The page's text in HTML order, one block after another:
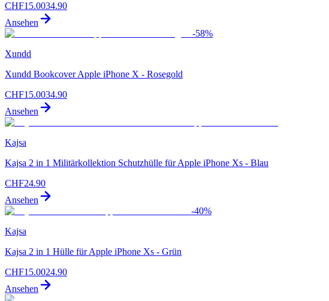
CHF15.0034.90
Ansehen
-58%
Xundd
Xundd Bookcover Apple iPhone X - Rosegold
CHF15.0034.90
Ansehen
Kajsa
Kajsa 2 in 1 Militärkollektion Schutzhülle für Apple iPhone Xs - Blau
CHF24.90
Ansehen
-40%
Kajsa
Kajsa 2 in 1 Hülle für Apple iPhone Xs - Grün
CHF15.0024.90
Ansehen